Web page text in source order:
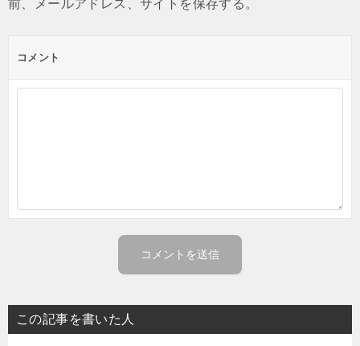
前、メールアドレス、サイトを保存する。
コメント
この記事を書いた人